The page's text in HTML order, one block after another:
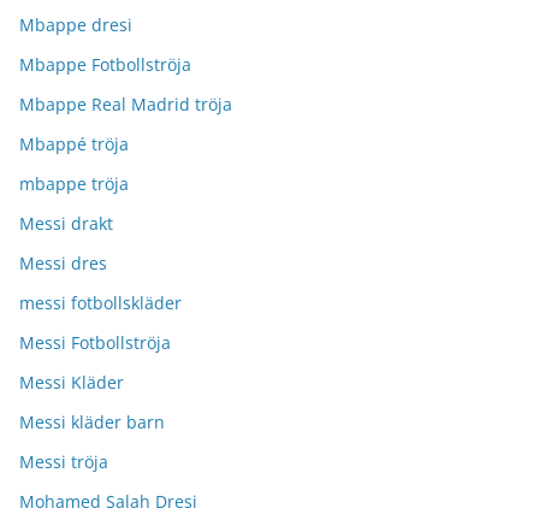
Mbappe dresi
Mbappe Fotbollströja
Mbappe Real Madrid tröja
Mbappé tröja
mbappe tröja
Messi drakt
Messi dres
messi fotbollskläder
Messi Fotbollströja
Messi Kläder
Messi kläder barn
Messi tröja
Mohamed Salah Dresi